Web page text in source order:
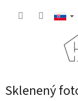
Sklenený